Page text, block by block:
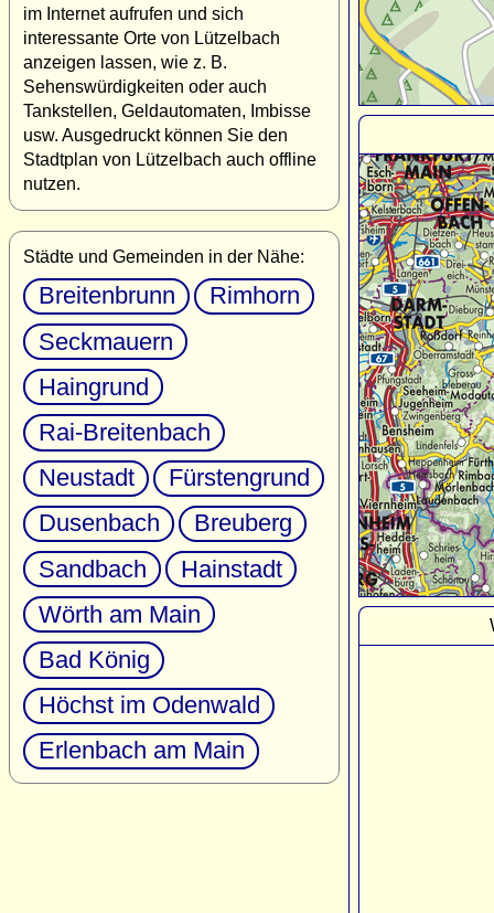
im Internet aufrufen und sich
interessante Orte von Lützelbach
anzeigen lassen, wie z. B.
Sehenswürdigkeiten oder auch
Tankstellen, Geldautomaten, Imbisse
usw. Ausgedruckt können Sie den
Stadtplan von Lützelbach auch offline
nutzen.
Städte und Gemeinden in der Nähe:
Breitenbrunn
Rimhorn
Seckmauern
Haingrund
Rai-Breitenbach
Neustadt
Fürstengrund
Dusenbach
Breuberg
Sandbach
Hainstadt
Wörth am Main
Bad König
Höchst im Odenwald
Erlenbach am Main